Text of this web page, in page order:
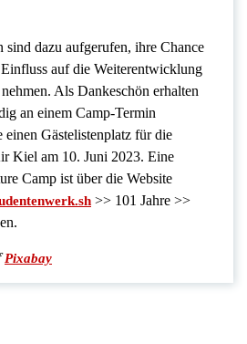
dazu aufgerufen, ihre Chance
auf die Weiterentwicklung
Als Dankeschön erhalten
an einem Camp-Termin
einen Gästelistenplatz für die
Kiel am 10. Juni 2023. Eine
Camp ist über die Website
>> 101 Jahre >>
Pixabay